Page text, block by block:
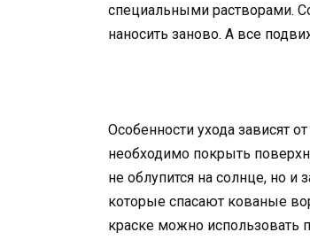
специальными растворами.
наносить заново. А все
Особенности ухода зависят
необходимо покрыть
не облупится на солнце, но и
которые спасают кованые
краске можно использовать